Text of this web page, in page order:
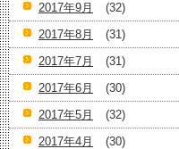
2017年9月
(32)
2017年8月
(31)
2017年7月
(31)
2017年6月
(30)
2017年5月
(32)
2017年4月
(30)